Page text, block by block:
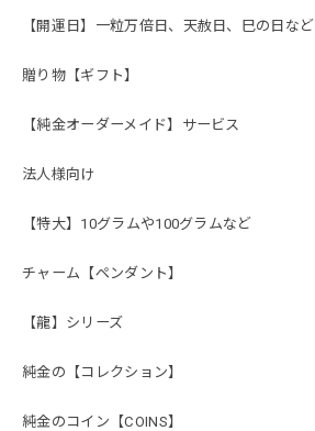
【開運日】一粒万倍日、天赦日、巳の日など
贈り物【ギフト】
【純金オーダーメイド】サービス
法人様向け
【特大】10グラムや100グラムなど
チャーム【ペンダント】
【龍】シリーズ
純金の【コレクション】
純金のコイン【COINS】